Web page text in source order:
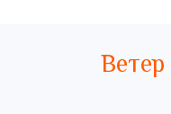
Ветер